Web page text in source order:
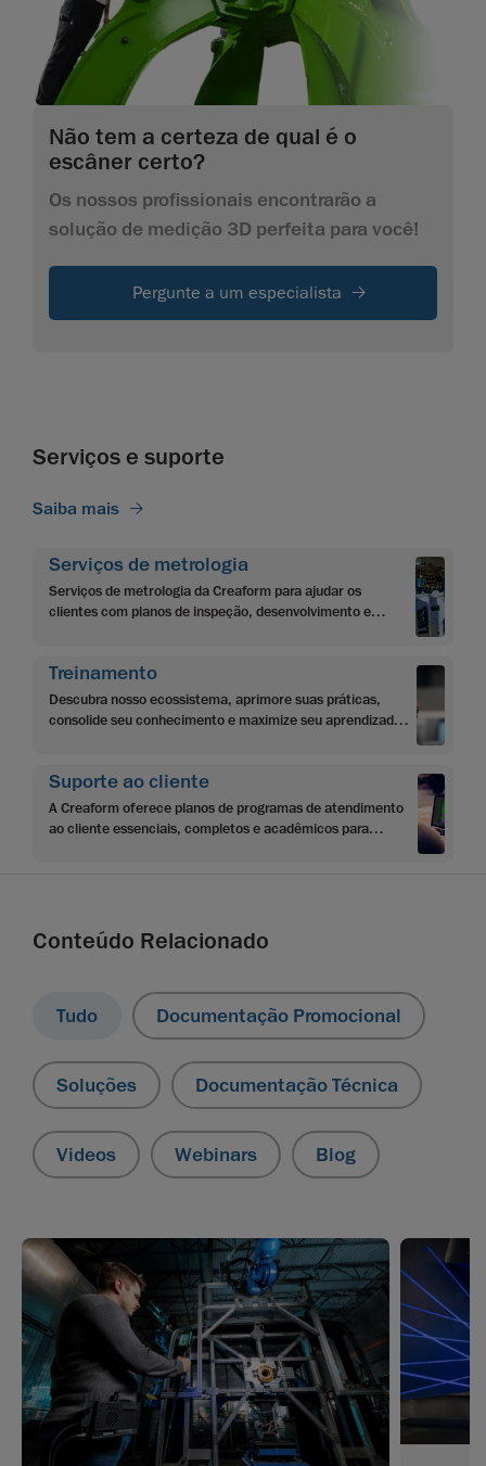
Não tem a certeza de qual é o
escâner certo?
Os nossos profissionais encontrarão a
solução de medição 3D perfeita para você!
Pergunte a um especialista
Serviços e suporte
Saiba mais
Serviços de metrologia
Serviços de metrologia da Creaform para ajudar os
clientes com planos de inspeção, desenvolvimento e
Treinamento
Descubra nosso ecossistema, aprimore suas práticas,
consolide seu conhecimento e maximize seu aprendizado
Suporte ao cliente
A Creaform oferece planos de programas de atendimento
ao cliente essenciais, completos e acadêmicos para
Conteúdo Relacionado
Tudo Documentação Promocional
Soluções Documentação Técnica
Videos Webinars Blog